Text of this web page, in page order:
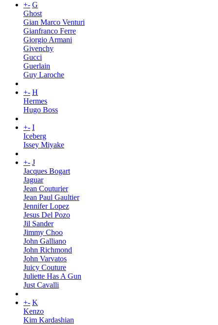
+- G
Ghost
Gian Marco Venturi
Gianfranco Ferre
Giorgio Armani
Givenchy
Gucci
Guerlain
Guy Laroche
+- H
Hermes
Hugo Boss
+- I
Iceberg
Issey Miyake
+- J
Jacques Bogart
Jaguar
Jean Couturier
Jean Paul Gaultier
Jennifer Lopez
Jesus Del Pozo
Jil Sander
Jimmy Choo
John Galliano
John Richmond
John Varvatos
Juicy Couture
Juliette Has A Gun
Just Cavalli
+- K
Kenzo
Kim Kardashian